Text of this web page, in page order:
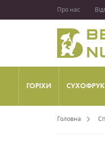
Про нас
ГОРІХИ
Головна